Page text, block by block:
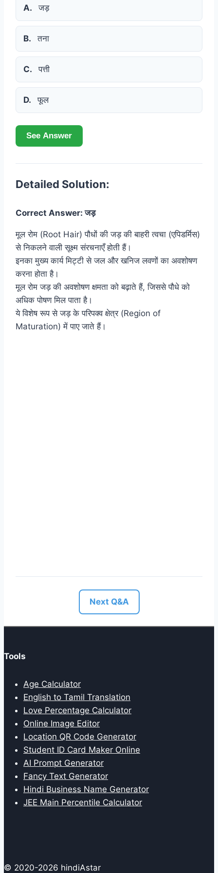
A. जड़
B. तना
C. पत्ती
D. फूल
See Answer
Detailed Solution:
Correct Answer: जड़
मूल रोम (Root Hair) पौधों की जड़ की बाहरी त्वचा (एपिडर्मिस)
से निकलने वाली सूक्ष्म संरचनाएँ होती हैं।
इनका मुख्य कार्य मिट्टी से जल और खनिज लवणों का अवशोषण
करना होता है।
मूल रोम जड़ की अवशोषण क्षमता को बढ़ाते हैं, जिससे पौधे को
अधिक पोषण मिल पाता है।
ये विशेष रूप से जड़ के परिपक्व क्षेत्र (Region of
Maturation) में पाए जाते हैं।
Next Q&A
Tools
Age Calculator
English to Tamil Translation
Love Percentage Calculator
Online Image Editor
Location QR Code Generator
Student ID Card Maker Online
AI Prompt Generator
Fancy Text Generator
Hindi Business Name Generator
JEE Main Percentile Calculator
© 2020-2026 hindiAstar